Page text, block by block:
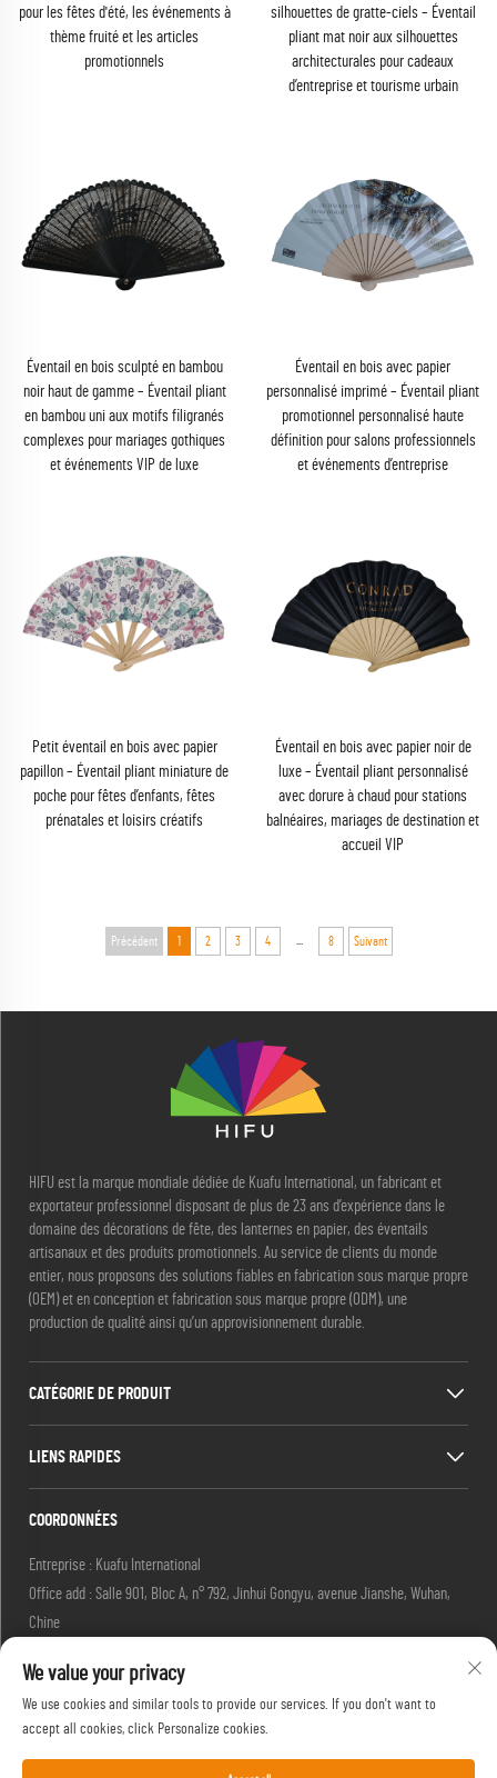
pour les fêtes d'été, les événements à
thème fruité et les articles
promotionnels
silhouettes de gratte-ciels – Éventail
pliant mat noir aux silhouettes
architecturales pour cadeaux
d’entreprise et tourisme urbain
Éventail en bois sculpté en bambou
noir haut de gamme – Éventail pliant
en bambou uni aux motifs filigranés
complexes pour mariages gothiques
et événements VIP de luxe
Éventail en bois avec papier
personnalisé imprimé – Éventail pliant
promotionnel personnalisé haute
définition pour salons professionnels
et événements d’entreprise
Petit éventail en bois avec papier
papillon – Éventail pliant miniature de
poche pour fêtes d’enfants, fêtes
prénatales et loisirs créatifs
Éventail en bois avec papier noir de
luxe – Éventail pliant personnalisé
avec dorure à chaud pour stations
balnéaires, mariages de destination et
accueil VIP
Précédent 1 2 3 4 8 Suivant
HIFU est la marque mondiale dédiée de Kuafu International, un fabricant et
exportateur professionnel disposant de plus de 23 ans d’expérience dans le
domaine des décorations de fête, des lanternes en papier, des éventails
artisanaux et des produits promotionnels. Au service de clients du monde
entier, nous proposons des solutions fiables en fabrication sous marque propre
(OEM) et en conception et fabrication sous marque propre (ODM), une
production de qualité ainsi qu’un approvisionnement durable.
CATÉGORIE DE PRODUIT
LIENS RAPIDES
COORDONNÉES
Entreprise : Kuafu International
Office add : Salle 901, Bloc A, n° 792, Jinhui Gongyu, avenue Jianshe, Wuhan,
Chine
[email protected]
Tél. :
+86-27-85629392
Mobile :+86-18502719422
We value your privacy
We use cookies and similar tools to provide our services. If you don't want to
accept all cookies, click Personalize cookies.